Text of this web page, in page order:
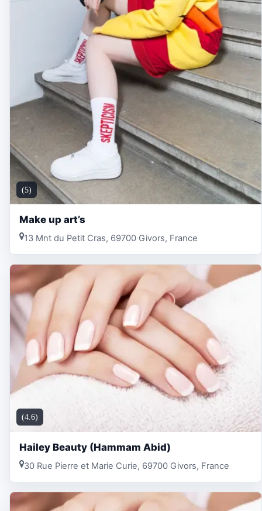
(5)
Make up art’s
13 Mnt du Petit Cras, 69700 Givors, France
(4.6)
Hailey Beauty (Hammam Abid)
30 Rue Pierre et Marie Curie, 69700 Givors, France